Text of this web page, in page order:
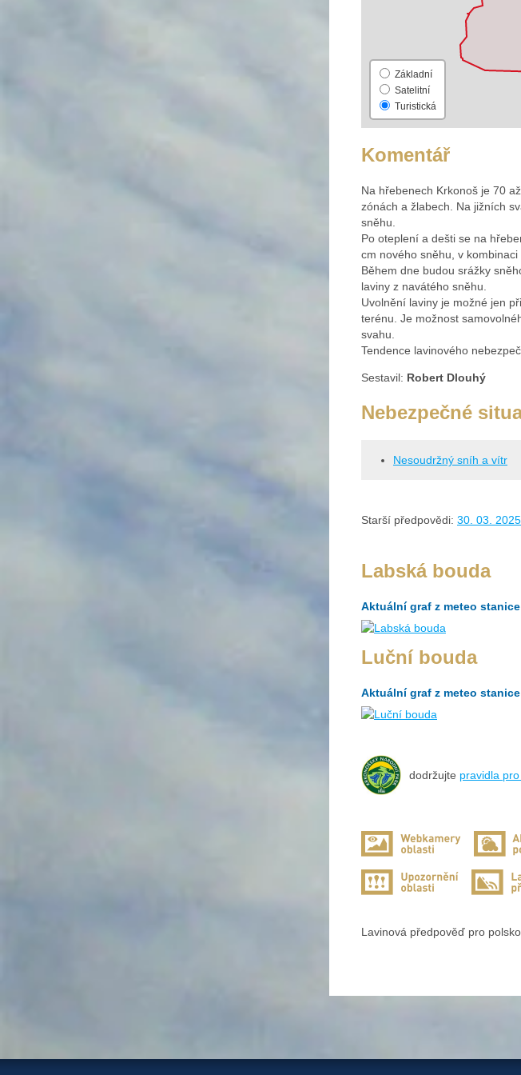
Základní
Satelitní
Turistická
Komentář
Na hřebenech Krkonoš je 70
zónách a žlabech. Na jižních
sněhu.
Po oteplení a dešti se na
cm nového sněhu, v kombinaci
Během dne budou srážky
laviny z navátého sněhu.
Uvolnění laviny je možné jen
terénu. Je možnost
svahu.
Tendence lavinového
Sestavil: Robert Dlouhý
Nebezpečné
Nesoudržný sníh a vítr
Starší předpovědi: 30. 03. 2025
Labská bouda
Aktuální graf z meteo
Luční bouda
Aktuální graf z meteo
dodržujte pravidla
Lavinová předpověď pro